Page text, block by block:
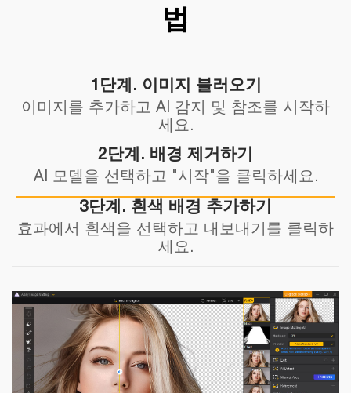
법
1단계. 이미지 불러오기
이미지를 추가하고 AI 감지 및 참조를 시작하
세요.
2단계. 배경 제거하기
AI 모델을 선택하고 "시작"을 클릭하세요.
3단계. 흰색 배경 추가하기
효과에서 흰색을 선택하고 내보내기를 클릭하
세요.